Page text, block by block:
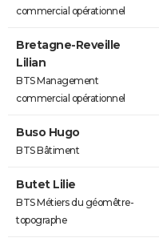
commercial opérationnel
Bretagne-Reveille
Lilian
BTS Management
commercial opérationnel
Buso Hugo
BTS Bâtiment
Butet Lilie
BTS Métiers du géomêtre-
topographe